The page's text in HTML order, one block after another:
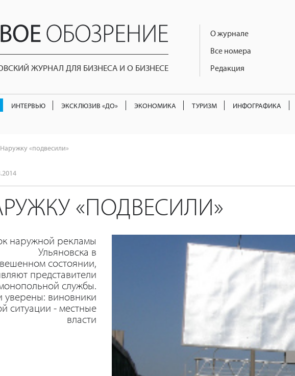
ЖУРНАЛ ДЛЯ БИЗНЕСА И О БИЗНЕСЕ
О журнале
Все номера
Редакция
ИНТЕРВЬЮ ЭКСКЛЮЗИВ «ДО» ЭКОНОМИКА ТУРИЗМ ИНФОГРАФИКА
Наружку «подвесили»
«ПОДВЕСИЛИ»
наружной рекламы
Ульяновска в
состоянии,
представители
службы.
уверены: виновники
ситуации - местные
власти